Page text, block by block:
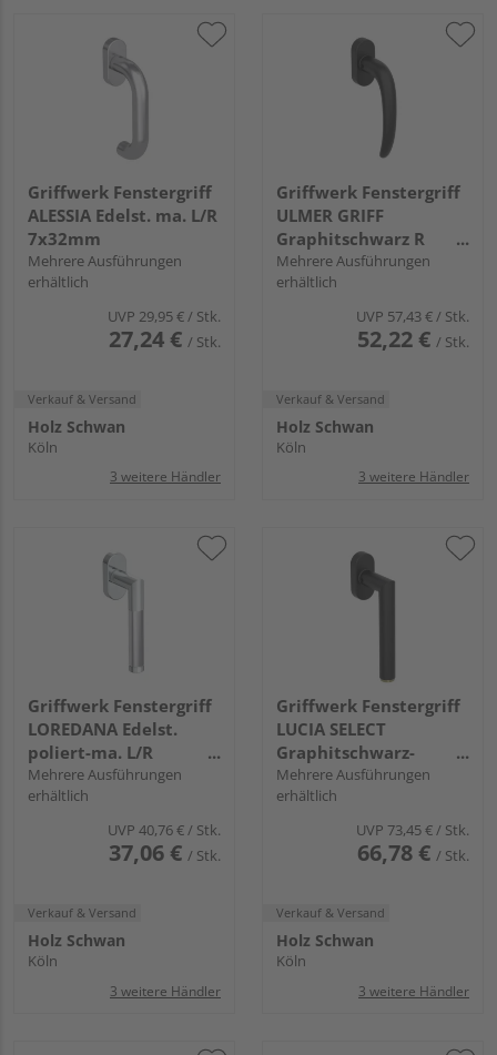
Griffwerk Fenstergriff
ALESSIA Edelst. ma. L/R
7x32mm
Mehrere Ausführungen
erhältlich
UVP 29,95 €/ Stk.
27,24 € / Stk.
Verkauf & Versand
Holz Schwan
Köln
3 weitere Händler
Griffwerk Fenstergriff
ULMER GRIFF
Graphitschwarz R
7x42mm
Mehrere Ausführungen
erhältlich
UVP 57,43 €/ Stk.
52,22 € / Stk.
Verkauf & Versand
Holz Schwan
Köln
3 weitere Händler
Griffwerk Fenstergriff
LOREDANA Edelst.
poliert-ma. L/R
7x32mm
Mehrere Ausführungen
erhältlich
UVP 40,76 €/ Stk.
37,06 € / Stk.
Verkauf & Versand
Holz Schwan
Köln
3 weitere Händler
Griffwerk Fenstergriff
LUCIA SELECT
Graphitschwarz-
Messing R 7x32mm
Mehrere Ausführungen
erhältlich
UVP 73,45 €/ Stk.
66,78 € / Stk.
Verkauf & Versand
Holz Schwan
Köln
3 weitere Händler